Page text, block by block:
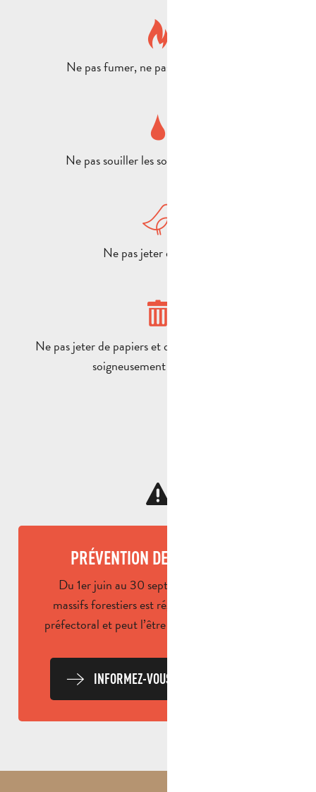
Ne pas fumer, ne pas allumer de feux
Ne pas souiller les sources ou les puits
Ne pas jeter de pierres
Ne pas jeter de papiers et détritus, mais récupérer
soigneusement ses déchets
PRÉVENTION DES INCENDIES
Du 1er juin au 30 septembre, l’accès aux
massifs forestiers est réglementé par arrêté
préfectoral et peut l’être par arrêté municipal.
INFORMEZ-VOUS CHAQUE JOUR